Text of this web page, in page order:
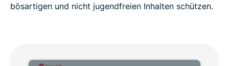
bösartigen und nicht jugendfreien Inhalten schützen.